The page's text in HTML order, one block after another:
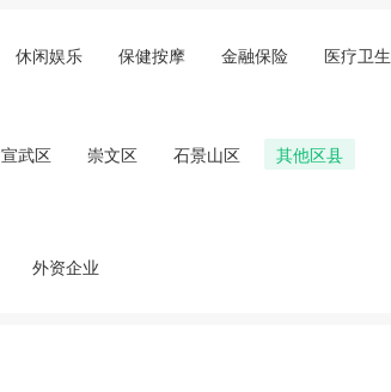
休闲娱乐 保健按摩 金融保险 医疗卫生
宣武区 崇文区 石景山区 其他区县
外资企业